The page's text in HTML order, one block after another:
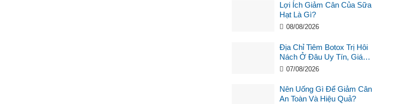
Lợi Ích Giảm Cân Của Sữa
Hạt Là Gì?
08/08/2026
Địa Chỉ Tiêm Botox Trị Hôi
Nách Ở Đâu Uy Tín, Giá
Tốt?07/08/2026
Nên Uống Gì Để Giảm Cân
An Toàn Và Hiệu Quả?